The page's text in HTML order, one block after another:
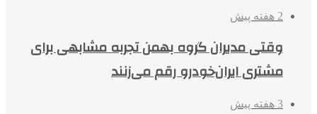
2 هفته پیش
وقتی مدیران گروه بهمن تجربه مشابهی برای
مشتری ایران‌خودرو رقم می‌زنند
3 هفته پیش